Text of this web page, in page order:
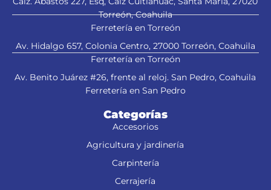
Torreón, Coahuila
Ferretería en Torreón
Av. Hidalgo 657, Colonia Centro, 27000 Torreón, Coahuila
Ferretería en Torreón
Av. Benito Juárez #26, frente al reloj. San Pedro, Coahuila
Ferretería en San Pedro
Categorías
Accesorios
Agricultura y jardinería
Carpintería
Cerrajería